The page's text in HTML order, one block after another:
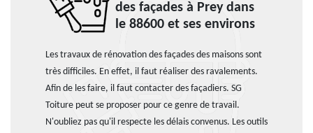
des façades à Prey dans
le 88600 et ses environs
Les travaux de rénovation des façades des maisons sont
très difficiles. En effet, il faut réaliser des ravalements.
Afin de les faire, il faut contacter des façadiers. SG
Toiture peut se proposer pour ce genre de travail.
N'oubliez pas qu'il respecte les délais convenus. Les outils